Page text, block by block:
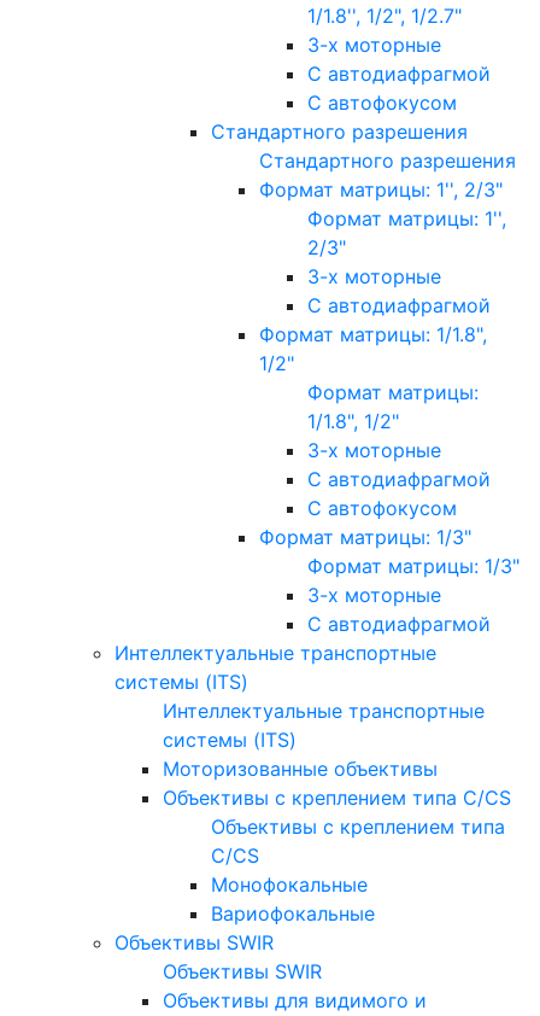
1/1.8'', 1/2", 1/2.7"
3-х моторные
С автодиафрагмой
С автофокусом
Стандартного разрешения
Стандартного разрешения
Формат матрицы: 1'', 2/3"
Формат матрицы: 1'',
2/3"
3-х моторные
С автодиафрагмой
Формат матрицы: 1/1.8",
1/2"
Формат матрицы:
1/1.8", 1/2"
3-х моторные
С автодиафрагмой
С автофокусом
Формат матрицы: 1/3"
Формат матрицы: 1/3"
3-х моторные
С автодиафрагмой
Интеллектуальные транспортные
системы (ITS)
Интеллектуальные транспортные
системы (ITS)
Моторизованные объективы
Объективы с креплением типа C/CS
Объективы с креплением типа
C/CS
Монофокальные
Вариофокальные
Объективы SWIR
Объективы SWIR
Объективы для видимого и